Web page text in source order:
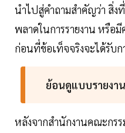
นำไปสู่คำถามสำคัญว่า สิ่ง
พลาดในการรายงาน หรือ
ก่อนที่ข้อเท็จจริงจะได้รับ
ย้อนดูแบบรายงา
หลังจากสำนักงานคณะกร